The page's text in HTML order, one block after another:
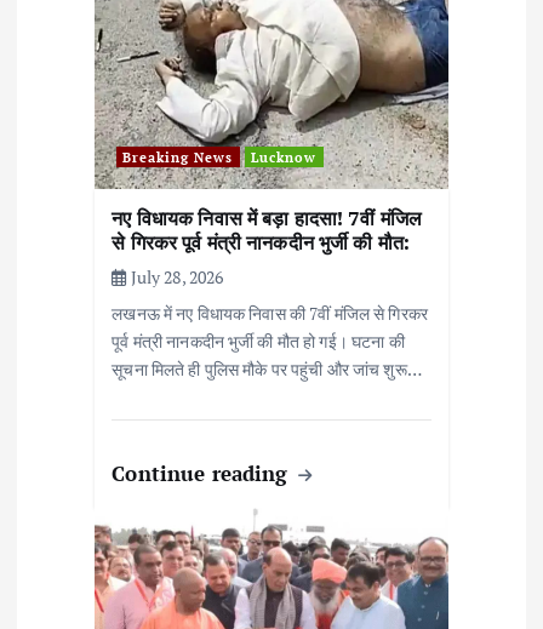
Breaking News Lucknow
नए विधायक निवास में बड़ा हादसा! 7वीं मंजिल
से गिरकर पूर्व मंत्री नानकदीन भुर्जी की मौत:
July 28, 2026
लखनऊ में नए विधायक निवास की 7वीं मंजिल से गिरकर
पूर्व मंत्री नानकदीन भुर्जी की मौत हो गई। घटना की
सूचना मिलते ही पुलिस मौके पर पहुंची और जांच शुरू…
Continue reading